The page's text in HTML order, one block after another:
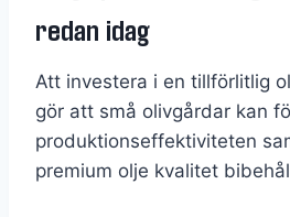
redan idag
Att investera i en tillförlitlig
gör att små olivgårdar kan
produktionseffektiviteten
premium olje kvalitet